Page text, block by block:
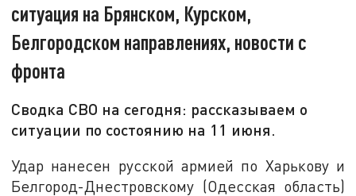
ситуация на Брянском, Курском,
Белгородском направлениях, новости с
фронта
Сводка СВО на сегодня: рассказываем о
ситуации по состоянию на 11 июня.
Удар нанесен русской армией по Харькову и
Белгород-Днестровскому (Одесская область)